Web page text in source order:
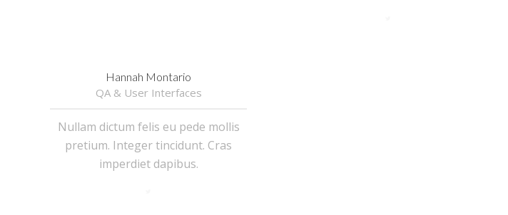
Hannah Montario
QA & User Interfaces
Nullam dictum felis eu pede mollis
pretium. Integer tincidunt. Cras
imperdiet dapibus.